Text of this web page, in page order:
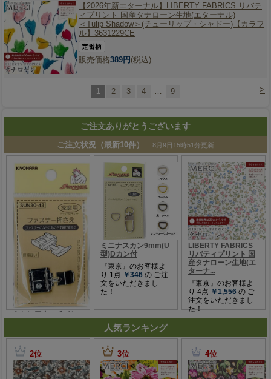
【2026年新エターナル】 LIBERTY FABRICS リバテ
ィプリント 国産タナローン生地(エターナル)
＜Tulip Shadow＞(チューリップ・シャドー)【カラフ
ル】3631229CE
販売価格389円(税込)
>
1 2 3 4 9
ご注文ありがとうございます
人気ランキング